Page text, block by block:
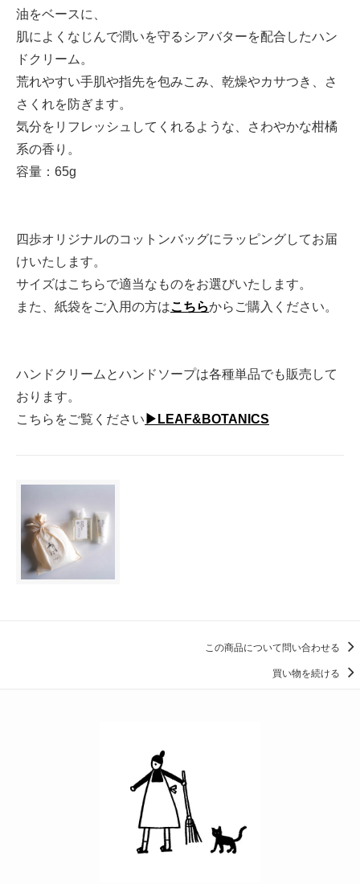
油をベースに、
肌によくなじんで潤いを守るシアバターを配合したハン
ドクリーム。
荒れやすい手肌や指先を包みこみ、乾燥やカサつき、さ
さくれを防ぎます。
気分をリフレッシュしてくれるような、さわやかな柑橘
系の香り。
容量：65g
四歩オリジナルのコットンバッグにラッピングしてお届
けいたします。
サイズはこちらで適当なものをお選びいたします。
また、紙袋をご入用の方はこちらからご購入ください。
ハンドクリームとハンドソープは各種単品でも販売して
おります。
こちらをご覧ください ▶︎LEAF&BOTANICS
この商品について問い合わせる
買い物を続ける